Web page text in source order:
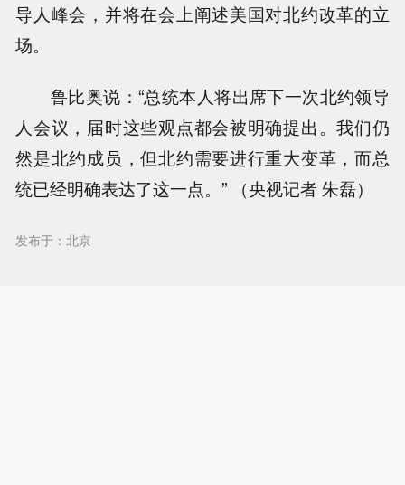
导人峰会，并将在会上阐述美国对北约改革的立
场。
鲁比奥说：“总统本人将出席下一次北约领导
人会议，届时这些观点都会被明确提出。我们仍
然是北约成员，但北约需要进行重大变革，而总
统已经明确表达了这一点。” （央视记者 朱磊）
发布于：北京